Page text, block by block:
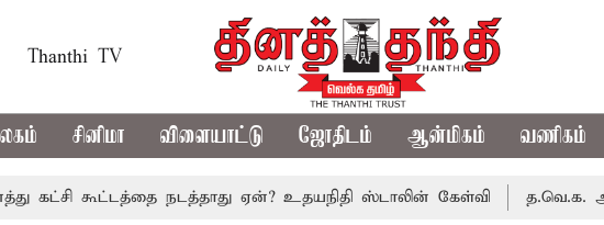
Thanthi TV
சினிமா விளையாட்டு ஜோதிடம் ஆன்மிகம் வணிகம்
கூட்டத்தை நடத்தாது ஏன்? உதயநிதி ஸ்டாலின் கேள்வி த.வெ.க. அரசின்